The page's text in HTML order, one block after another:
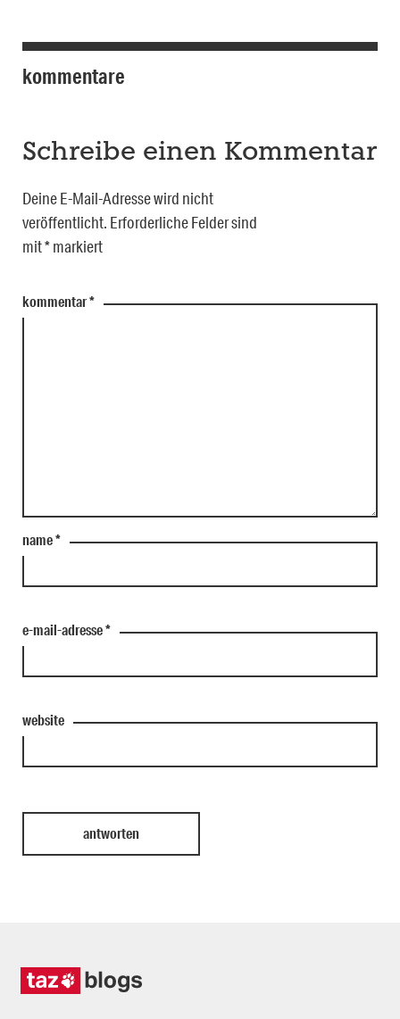
kommentare
Schreibe einen Kommentar
Deine E-Mail-Adresse wird nicht
veröffentlicht. Erforderliche Felder sind
mit*markiert
kommentar*
name*
e-mail-adresse*
website